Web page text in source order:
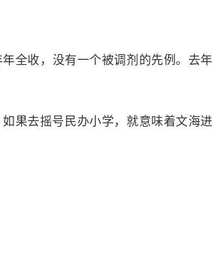
全收，没有一个被调剂的先例。去年
果去摇号民办小学，就意味着文海进